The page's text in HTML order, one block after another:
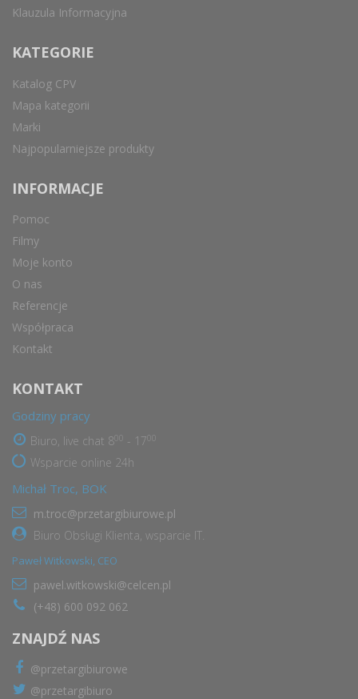
Klauzula Informacyjna
KATEGORIE
Katalog CPV
Mapa kategorii
Marki
Najpopularniejsze produkty
INFORMACJE
Pomoc
Filmy
Moje konto
O nas
Referencje
Współpraca
Kontakt
KONTAKT
Godziny pracy
Biuro, live chat 8 - 17
Wsparcie online 24h
Michał Troc, BOK
m.troc@przetargibiurowe.pl
Biuro Obsługi Klienta, wsparcie IT.
Paweł Witkowski, CEO
pawel.witkowski@celcen.pl
(+48) 600 092 062
ZNAJDŹ NAS
@przetargibiurowe
@przetargibiuro